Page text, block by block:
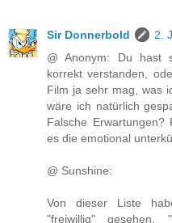
Sir Donnerbold
2.
@ Anonym: Du hast
korrekt verstanden,
Film ja sehr mag, was
wäre ich natürlich
Falsche Erwartungen?
es die emotional
@ Sunshine:
Von dieser Liste
"freiwillig"